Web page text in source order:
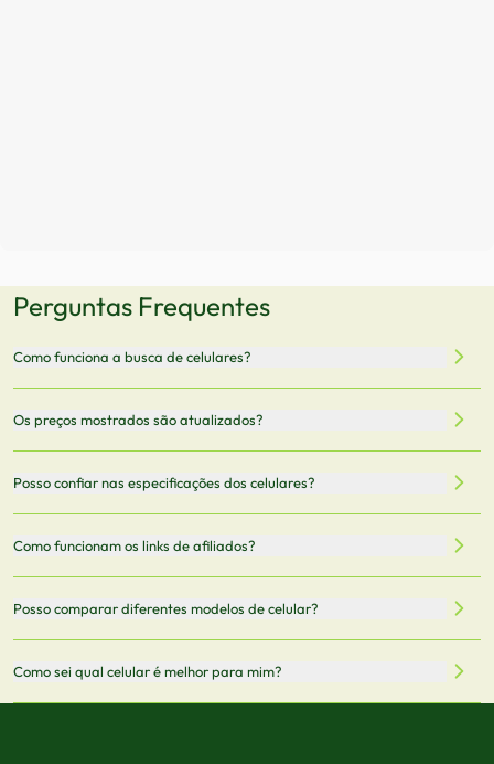
Perguntas Frequentes
Como funciona a busca de celulares?
armazenamento, memória RAM, bateria e conectividade
5G.
Os preços mostrados são atualizados?
vendedor antes de finalizar sua compra.
Posso confiar nas especificações dos celulares?
informações mais recentes de cada modelo.
Como funcionam os links de afiliados?
comissão sem custo adicional para você.
Posso comparar diferentes modelos de celular?
Sim! Você pode selecionar até 3 celulares para comparar
Como sei qual celular é melhor para mim?